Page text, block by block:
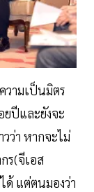
วามเป็นมิตร
ปีและยังจะ
ว่า หากจะไม่
ร(จีเอส
ด้ แต่ตนมองว่า